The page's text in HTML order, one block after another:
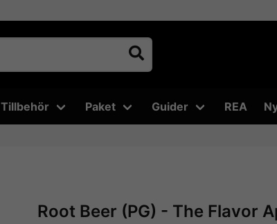
Tillbehör Paket Guider REA
Root Beer (PG) - The Flavor